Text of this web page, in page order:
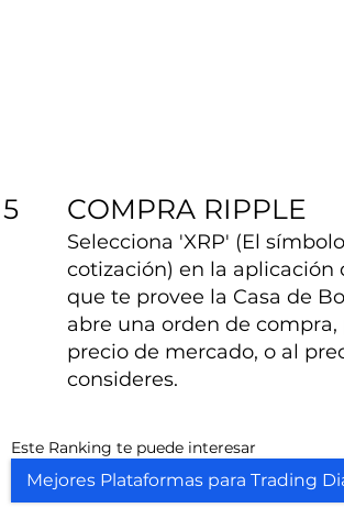
5 COMPRA RIPPLE
Selecciona 'XRP' (El
cotización) en la aplicación
que te provee la Casa de
abre una orden de compra,
precio de mercado, o al
consideres.
Este Ranking te puede interesar
Mejores Plataformas para Trading